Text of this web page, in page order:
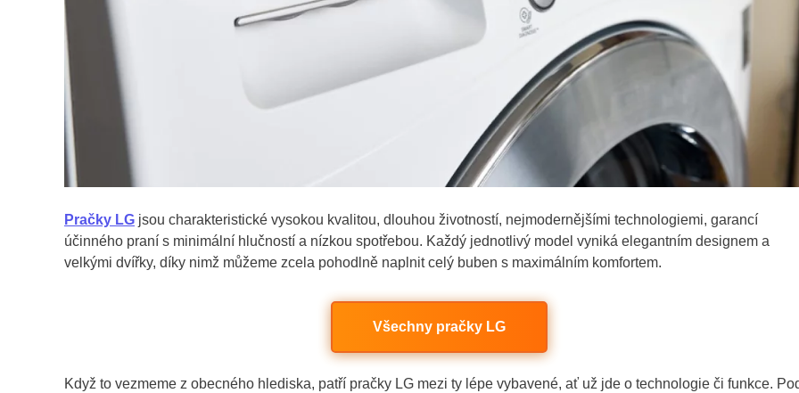
Pračky LG jsou charakteristické vysokou kvalitou, dlouhou životností, nejmodernějšími technologiemi, garancí
účinného praní s minimální hlučností a nízkou spotřebou. Každý jednotlivý model vyniká elegantním designem a
velkými dvířky, díky nimž můžeme zcela pohodlně naplnit celý buben s maximálním komfortem.
Všechny pračky LG
Když to vezmeme z obecného hlediska, patří pračky LG mezi ty lépe vybavené, ať už jde o technologie či funkce.